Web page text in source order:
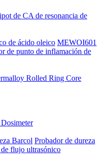
de CA de resonancia de
de ácido oleico MEWOI601
de punto de inflamación de
Rolled Ring Core
Barcol Probador de dureza
flujo ultrasónico